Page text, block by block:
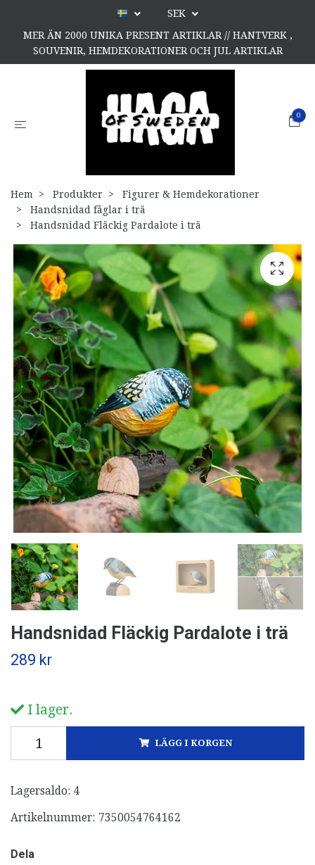
SEK
MER ÄN 2000 UNIKA PRESENT ARTIKLAR // HANTVERK ,
SOUVENIR, HEMDEKORATIONER OCH JUL ARTIKLAR
0
Hem Produkter
Figurer & Hemdekorationer
Handsnidad fåglar i trä
Handsnidad Fläckig Pardalote i trä
Handsnidad Fläckig Pardalote i trä
289 kr
I lager.
LÄGG I KORGEN
Lagersaldo: 4
Artikelnummer: 7350054764162
Dela